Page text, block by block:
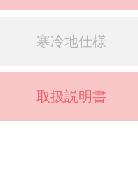
寒冷地仕様
取扱説明書